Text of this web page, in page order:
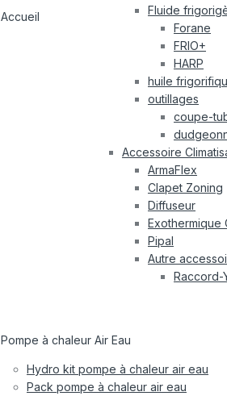
Accueil
Fluide
Forane
FRIO+
HARP
huile
outillages
coupe-
Accessoire
ArmaFlex
Clapet Zoning
Diffuseur
Exothermique
Pipal
Autre
Raccord-
Pompe à chaleur Air Eau
Hydro kit pompe à chaleur air eau
Pack pompe à chaleur air eau